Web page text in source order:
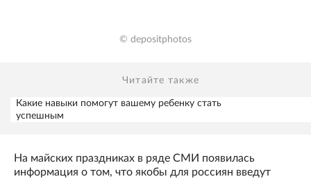
© depositphotos
Читайте также
Какие навыки помогут вашему ребенку стать
успешным
На майских праздниках в ряде СМИ появилась
информация о том, что якобы для россиян введут